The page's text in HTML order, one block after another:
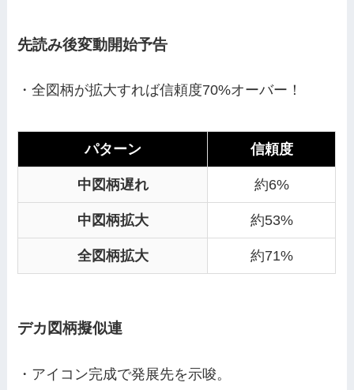
先読み後変動開始予告
・全図柄が拡大すれば信頼度70%オーバー！
パターン 信頼度
中図柄遅れ 約6%
中図柄拡大 約53%
全図柄拡大 約71%
デカ図柄擬似連
・アイコン完成で発展先を示唆。